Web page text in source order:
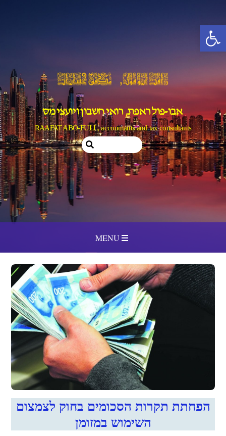
פתח סרגל נגישות
content
MENU
אבו-פול ראפת, רואי חשבון ויועצי מס
RAAFAT ABO-FULL, accountants and tax consultants
הפחתת תקרות הסכומים בחוק לצמצום
השימוש במזומן